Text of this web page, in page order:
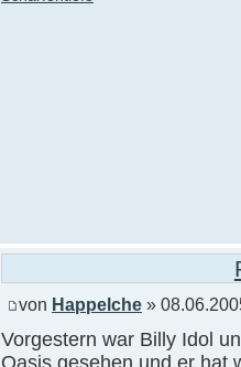
von Happelche »
Vorgestern war Billy Idol
Oasis gesehen und er hat